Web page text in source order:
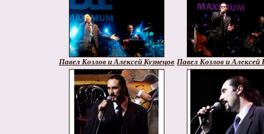
Павел Козлов и Алексей Кузнецов Павел Козлов и Алексей